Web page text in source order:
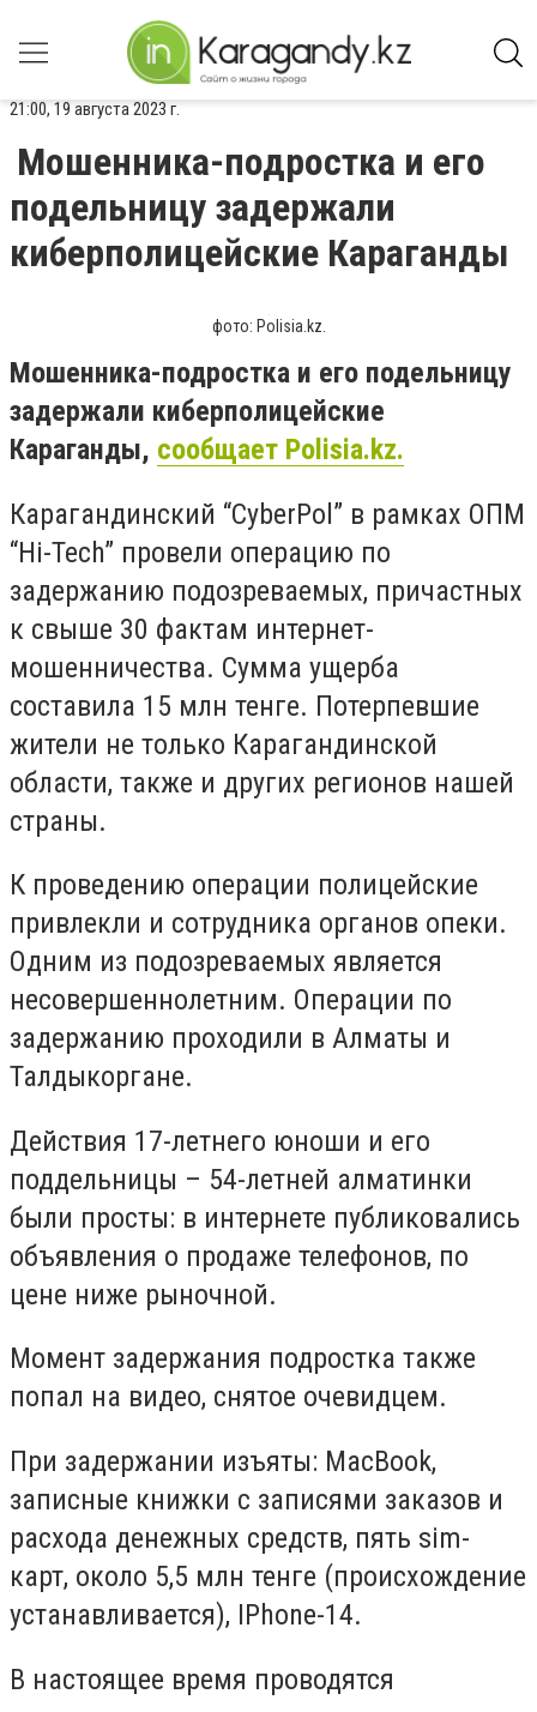
21:00, 19 августа 2023 г.
Мошенника-подростка и его
подельницу задержали
киберполицейские Караганды
фото: Polisia.kz.
Мошенника-подростка и его подельницу
задержали киберполицейские
Караганды, сообщает Polisia.kz.
Карагандинский “CyberPol” в рамках ОПМ
“Hi-Tech” провели операцию по
задержанию подозреваемых, причастных
к свыше 30 фактам интернет-
мошенничества. Сумма ущерба
составила 15 млн тенге. Потерпевшие
жители не только Карагандинской
области, также и других регионов нашей
страны.
К проведению операции полицейские
привлекли и сотрудника органов опеки.
Одним из подозреваемых является
несовершеннолетним. Операции по
задержанию проходили в Алматы и
Талдыкоргане.
Действия 17-летнего юноши и его
поддельницы – 54-летней алматинки
были просты: в интернете публиковались
объявления о продаже телефонов, по
цене ниже рыночной.
Момент задержания подростка также
попал на видео, снятое очевидцем.
При задержании изъяты: MacBook,
записные книжки с записями заказов и
расхода денежных средств, пять sim-
карт, около 5,5 млн тенге (происхождение
устанавливается), IPhone-14.
В настоящее время проводятся